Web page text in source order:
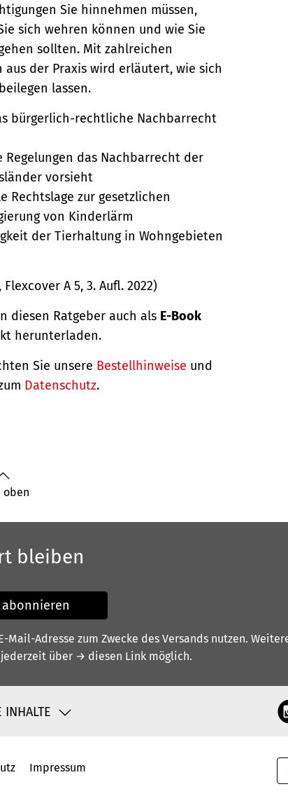
Sie hin­nehmen müssen,
sich wehren können und wie Sie
sollten. Mit zahlreichen
aus der Praxis wird erläutert, wie sich
lassen.
bürgerlich-rechtliche Nachbarrecht
Regelungen das Nachbarrecht der
vorsieht
Rechtslage zur gesetzlichen
von Kinderlärm
der Tierhaltung in Wohngebieten
A 5, 3. Aufl. 2022)
diesen Ratgeber auch als E-Book
herunterladen.
Sie unsere Bestellhinweise und
Datenschutz.
oben
bleiben
Adresse zum Zwecke des Versands nutzen.
über → diesen Link möglich.
INHALTE
Impressum